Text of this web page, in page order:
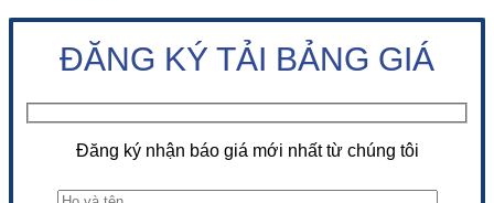
ĐĂNG KÝ TẢI BẢNG GIÁ
Đăng ký nhận báo giá mới nhất từ chúng tôi